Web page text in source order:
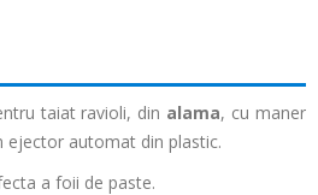
taiat ravioli, din alama, cu maner
ejector automat din plastic.
a foii de paste.